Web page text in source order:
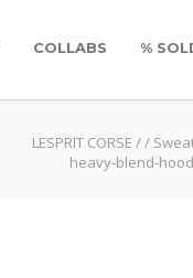
COLLABS %
LESPRIT CORSE //
heavy-blend-